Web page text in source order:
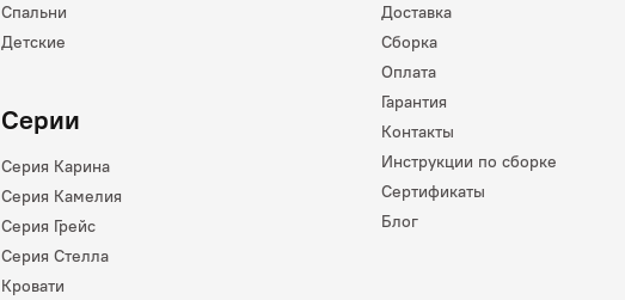
Спальни
Детские
Серии
Серия Карина
Серия Камелия
Серия Грейс
Серия Стелла
Кровати
Доставка
Сборка
Оплата
Гарантия
Контакты
Инструкции по сборке
Сертификаты
Блог